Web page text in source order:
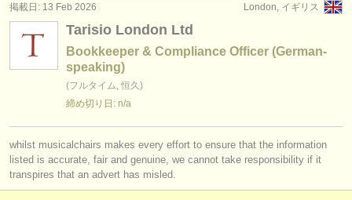
London, イギリス
掲載日: 13 Feb 2026
Tarisio London Ltd
Bookkeeper & Compliance Officer (German-
speaking)
(フルタイム, 恒久)
締め切り日: n/a
whilst musicalchairs makes every effort to ensure that the information
listed is accurate, fair and genuine, we cannot take responsibility if it
transpires that an advert has misled.